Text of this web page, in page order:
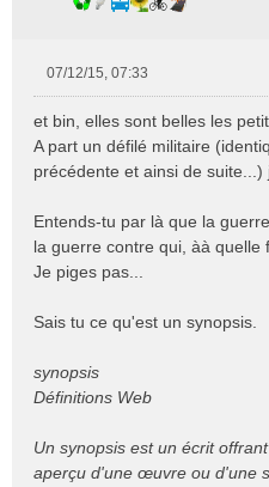
s
s
a
e
o
n
u
07/12/15, 07:33
et bin, elles sont belles les
A part un défilé militaire
précédente et ainsi de
Entends-tu par là que la
la guerre contre qui, àà
Je piges pas...
Sais tu ce qu'est un synopsis.
synopsis
Définitions Web
Un synopsis est un écrit
aperçu d'une œuvre ou d'une